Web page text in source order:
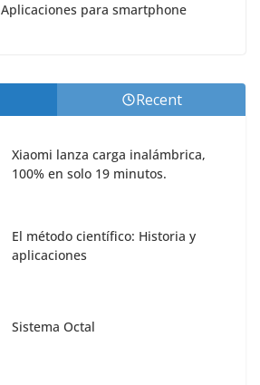
Aplicaciones para smartphone
Recent
Xiaomi lanza carga inalámbrica,
100% en solo 19 minutos.
El método científico: Historia y
aplicaciones
Sistema Octal